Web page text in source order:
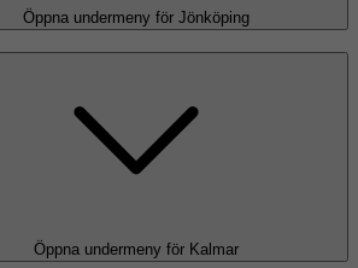
Öppna undermeny för Jönköping
Öppna undermeny för Kalmar